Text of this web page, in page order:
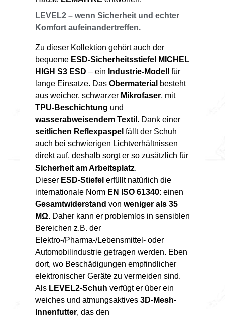
LEVEL2 – wenn Sicherheit und echter
Komfort aufeinandertreffen.
Zu dieser Kollektion gehört auch der
bequeme ESD-Sicherheitsstiefel MICHEL
HIGH S3 ESD – ein Industrie-Modell
für
lange Einsatze. Das Obermaterial besteht
aus weicher, schwarzer Mikrofaser, mit
TPU-Beschichtung und
wasserabweisendem Textil . Dank einer
seitlichen Reflexpaspel fällt der Schuh
auch bei schwierigen Lichtverhältnissen
direkt auf, deshalb sorgt er so zusätzlich für
Sicherheit am Arbeitsplatz.
Dieser ESD-Stiefel erfüllt natürlich die
internationale Norm EN ISO 61340: einen
Gesamtwiderstand von weniger als 35
MΩ. Daher kann er problemlos in sensiblen
Bereichen z.B. der
Elektro-/Pharma-/Lebensmittel- oder
Automobilindustrie getragen werden. Eben
dort, wo Beschädigungen empfindlicher
elektronischer Geräte zu vermeiden sind.
Als LEVEL2-Schuh verfügt er über ein
weiches und atmungsaktives 3D-Mesh-
Innenfutter, das den